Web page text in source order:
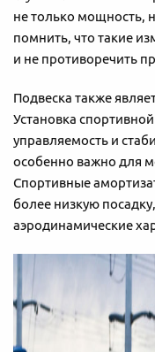
не только мощность,
помнить, что такие
и не противоречить
Подвеска также
Установка
управляемость и
особенно важно для
Спортивные
более низкую
аэродинамические